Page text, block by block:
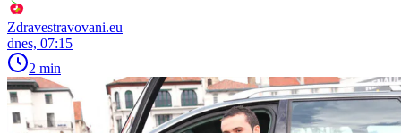
Zdravestravovani.eu
dnes, 07:15
2 min